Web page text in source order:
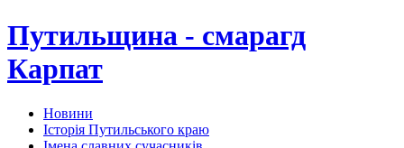
Путильщина - смарагд
Карпат
Новини
Історія Путильського краю